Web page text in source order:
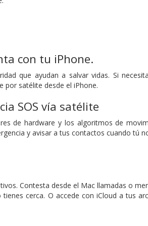
con tu iPhone.
que ayudan a salvar vidas. Si
por satélite desde el iPhone.
SOS vía satélite
de hardware y los algoritmos de
y avisar a tus contactos cuando tú
Contesta desde el Mac llamadas o
cerca. O accede con iCloud a tus